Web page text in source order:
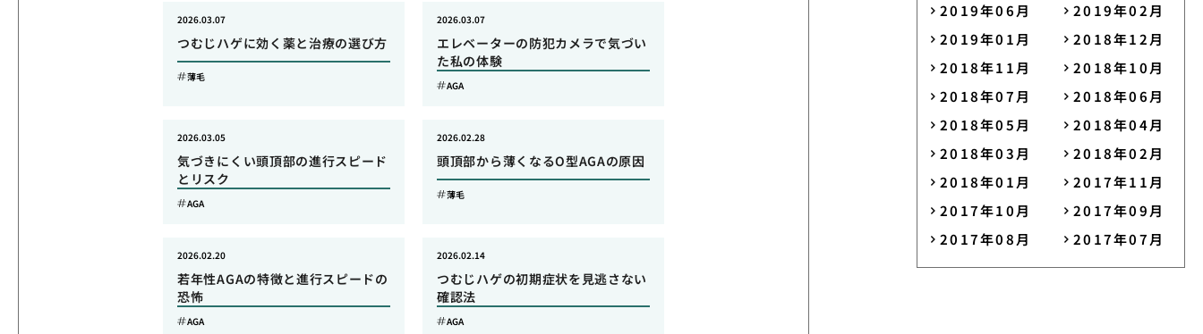
つむじハゲに効く薬と治療の選び方
2026.03.07
薄毛
エレベーターの防犯カメラで気づい
た私の体験
2026.03.07
AGA
気づきにくい頭頂部の進行スピード
とリスク
2026.03.05
AGA
頭頂部から薄くなるO型AGAの原因
2026.02.28
薄毛
若年性AGAの特徴と進行スピードの
恐怖
2026.02.20
AGA
つむじハゲの初期症状を見逃さない
確認法
2026.02.14
AGA
2019年06月
2019年02月
2019年01月
2018年12月
2018年11月
2018年10月
2018年07月
2018年06月
2018年05月
2018年04月
2018年03月
2018年02月
2018年01月
2017年11月
2017年10月
2017年09月
2017年08月
2017年07月